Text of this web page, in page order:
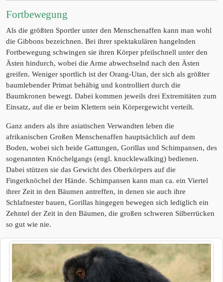
Fortbewegung
Als die größten Sportler unter den Menschenaffen kann man wohl
die Gibbons bezeichnen. Bei ihrer spektakulären hangelnden
Fortbewegung schwingen sie ihren Körper pfeilschnell unter den
Ästen hindurch, wobei die Arme abwechselnd nach den Ästen
greifen. Weniger sportlich ist der Orang-Utan, der sich als größter
baumlebender Primat behäbig und kontrolliert durch die
Baumkronen bewegt. Dabei kommen jeweils drei Extremitäten zum
Einsatz, auf die er beim Klettern sein Körpergewicht verteilt.
Ganz anders als ihre asiatischen Verwandten leben die
afrikanischen Großen Menschenaffen hauptsächlich auf dem
Boden, wobei sich beide Gattungen, Gorillas und Schimpansen, des
sogenannten Knöchelgangs (engl. knucklewalking) bedienen.
Dabei stützen sie das Gewicht des Oberkörpers auf die
Fingerknöchel der Hände. Schimpansen kann man ca. ein Viertel
ihrer Zeit in den Bäumen antreffen, in denen sie auch ihre
Schlafnester bauen, Gorillas hingegen bewegen sich lediglich ein
Zehntel der Zeit in den Bäumen, die großen schweren Silberrücken
so gut wie nie.